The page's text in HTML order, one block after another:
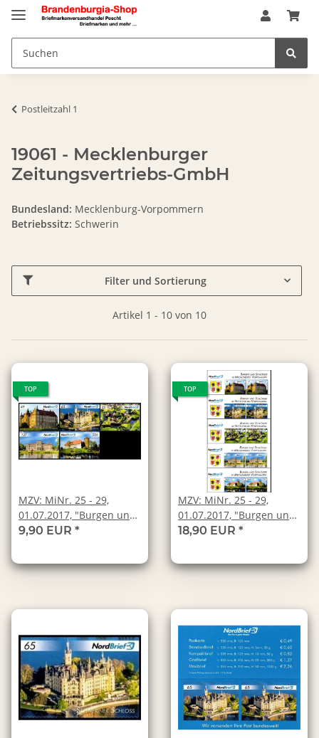
Postleitzahl 1
19061 - Mecklenburger
Zeitungsvertriebs-GmbH
Bundesland: Mecklenburg-Vorpommern
Betriebssitz: Schwerin
Filter und Sortierung
Artikel 1 - 10 von 10
TOP
MZV: MiNr. 25 - 29,
01.07.2017, "Burgen und
Schlösser", Satz,
9,90 EUR *
TOP
MZV: MiNr. 25 - 29,
01.07.2017, "Burgen und
Schlösser", Satz,
postfrisch
18,90 EUR *